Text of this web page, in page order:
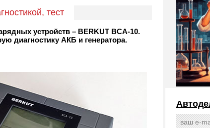
тест
устройств – BERKUT BCA-10.
диагностику АКБ и генератора.